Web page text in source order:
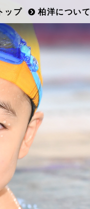
ップ 柏洋について